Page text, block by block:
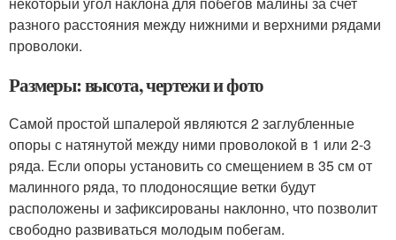
разного расстояния между нижними и верхними рядами
проволоки.
Размеры: высота, чертежи и фото
Самой простой шпалерой являются 2 заглубленные
опоры с натянутой между ними проволокой в 1 или 2-3
ряда. Если опоры установить со смещением в 35 см от
малинного ряда, то плодоносящие ветки будут
расположены и зафиксированы наклонно, что позволит
свободно развиваться молодым побегам.